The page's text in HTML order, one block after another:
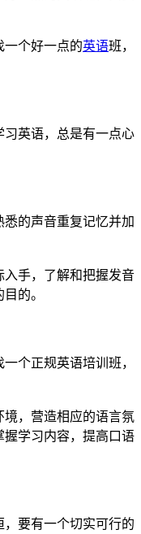
一个好一点的英语班，
英语，总是有一点心
的声音重复记忆并加
手，了解和把握发音
的。
个正规英语培训班，
，营造相应的语言氛
学习内容，提高口语
要有一个切实可行的